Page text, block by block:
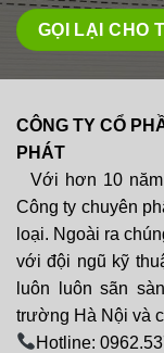
CÔNG TY CỔ
PHÁT
Với hơn 10 năm
Công ty chuyên
loại. Ngoài ra
với đội ngũ kỹ
luôn luôn sãn
trường Hà Nội và
Hotline: